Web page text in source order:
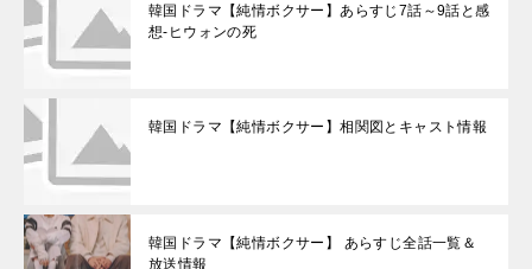
韓国ドラマ【純情ボクサー】あらすじ7話～9話と感
想-ヒウォンの死
韓国ドラマ【純情ボクサー】相関図とキャスト情報
韓国ドラマ【純情ボクサー】 あらすじ全話一覧＆
放送情報